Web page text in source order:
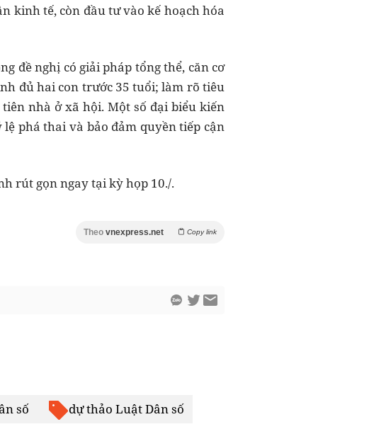
kinh tế, còn đầu tư vào kế hoạch hóa
đề nghị có giải pháp tổng thể, căn cơ
đủ hai con trước 35 tuổi; làm rõ tiêu
nhà ở xã hội. Một số đại biểu kiến
phá thai và bảo đảm quyền tiếp cận
rút gọn ngay tại kỳ họp 10./.
Theo vnexpress.net Copy link
số dự thảo Luật Dân số